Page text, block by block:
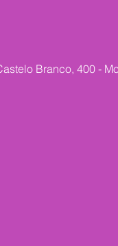
Branco, 400 -